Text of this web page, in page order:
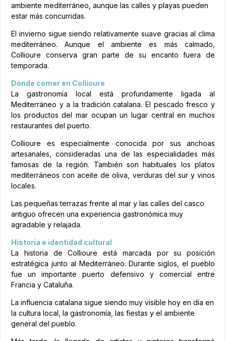
ambiente mediterráneo, aunque las calles y playas pueden
estar más concurridas.
El invierno sigue siendo relativamente suave gracias al clima
mediterráneo. Aunque el ambiente es más calmado,
Collioure conserva gran parte de su encanto fuera de
temporada.
Dónde comer en Collioure
La gastronomía local está profundamente ligada al
Mediterráneo y a la tradición catalana. El pescado fresco y
los productos del mar ocupan un lugar central en muchos
restaurantes del puerto.
Collioure es especialmente conocida por sus anchoas
artesanales, consideradas una de las especialidades más
famosas de la región. También son habituales los platos
mediterráneos con aceite de oliva, verduras del sur y vinos
locales.
Las pequeñas terrazas frente al mar y las calles del casco
antiguo ofrecen una experiencia gastronómica muy
agradable y relajada.
Historia e identidad cultural
La historia de Collioure está marcada por su posición
estratégica junto al Mediterráneo. Durante siglos, el pueblo
fue un importante puerto defensivo y comercial entre
Francia y Cataluña.
La influencia catalana sigue siendo muy visible hoy en día en
la cultura local, la gastronomía, las fiestas y el ambiente
general del pueblo.